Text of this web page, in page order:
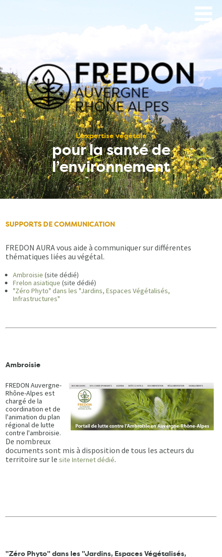
L’expertise végétale
pour la santé de
l’environnement
SUPPORTS DE COMMUNICATION
FREDON AURA vous aide à communiquer sur différentes
thématiques liées au végétal.
Ambroisie (site dédié)
Frelon asiatique (site dédié)
"Zéro Phyto" dans les "Jardins, Espaces Végétalisés,
Infrastructures"
Ambroisie
FREDON Auvergne-
Rhône-Alpes est
chargé de la
coordination et de
l'animation du plan
régional de lutte
contre l'ambroisie.
De nombreux
documents sont mis à disposition de tous les acteurs du
territoire sur lesite Internet dédié.
"Zéro Phyto" dans les "Jardins, Espaces Végétalisés,